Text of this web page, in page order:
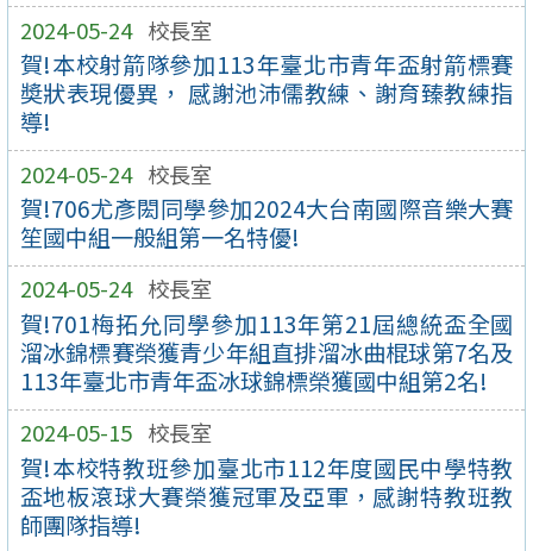
2024-05-24 校長室
賀!本校射箭隊參加113年臺北市青年盃射箭標賽
奬狀表現優異， 感謝池沛儒教練、謝育臻教練指
導!
2024-05-24 校長室
賀!706尤彥閎同學參加2024大台南國際音樂大賽
笙國中組一般組第一名特優!
2024-05-24 校長室
賀!701梅拓允同學參加113年第21屆總統盃全國
溜冰錦標賽榮獲青少年組直排溜冰曲棍球第7名及
113年臺北市青年盃冰球錦標榮獲國中組第2名!
2024-05-15 校長室
賀!本校特教班參加臺北市112年度國民中學特教
盃地板滾球大賽榮獲冠軍及亞軍，感謝特教班教
師團隊指導!